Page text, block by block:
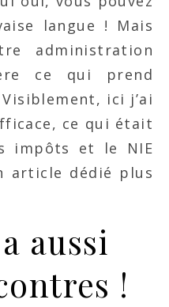
langue ! Mais
administration
ce qui prend
ici j’ai
ce qui était
impôts et le NIE
article dédié plus
aussi
!